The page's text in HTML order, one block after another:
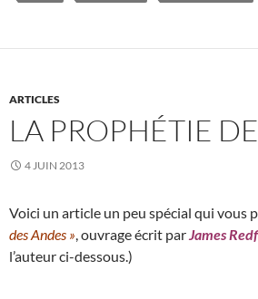
ARTICLES
LA PROPHÉTIE
4 JUIN 2013
Voici un article un peu spécial qui vous
des Andes » , ouvrage écrit par James
l’auteur ci-dessous.)